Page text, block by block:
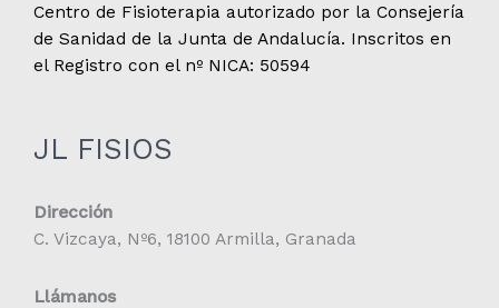
Centro de Fisioterapia autorizado por la Consejería
de Sanidad de la Junta de Andalucía. Inscritos en
el Registro con el nº NICA: 50594
JL FISIOS
Dirección
C. Vizcaya, Nº6, 18100 Armilla, Granada
Llámanos